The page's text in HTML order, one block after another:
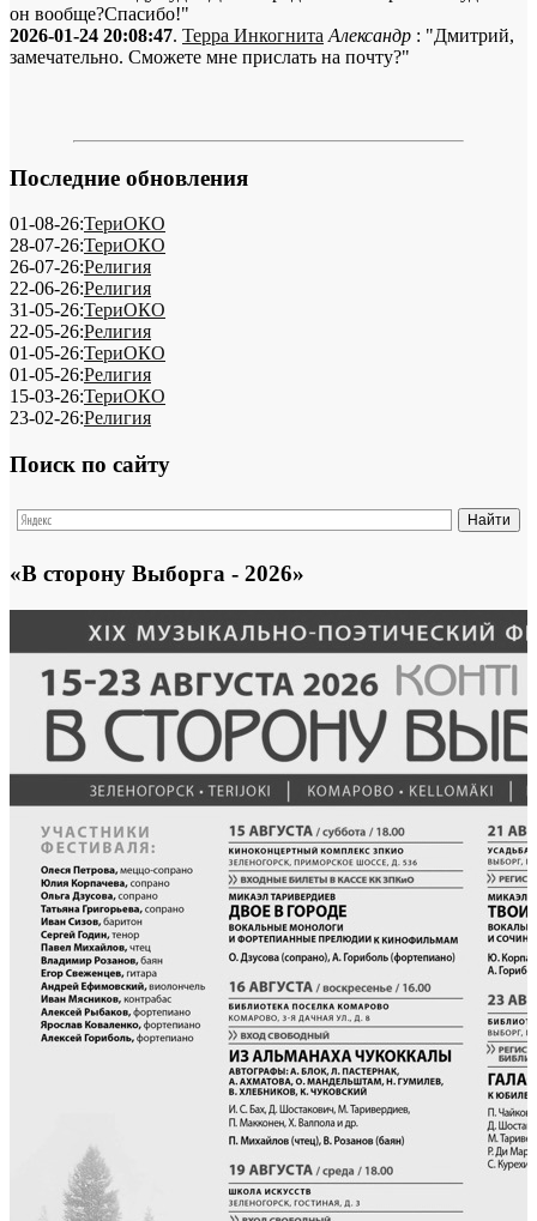
он вообще?Спасибо!"
2026-01-24 20:08:47. Терра Инкогнита Александр : "Дмитрий,
замечательно. Сможете мне прислать на почту?"
Последние обновления
01-08-26:ТериОКО
28-07-26:ТериОКО
26-07-26:Религия
22-06-26:Религия
31-05-26:ТериОКО
22-05-26:Религия
01-05-26:ТериОКО
01-05-26:Религия
15-03-26:ТериОКО
23-02-26:Религия
Поиск по сайту
«В сторону Выборга - 2026»